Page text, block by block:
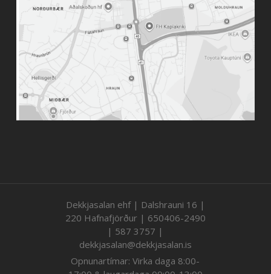
Dekkjasalan ehf | Dalshrauni 16 |
220 Hafnafjörður | 650406-2490
| 587 3757 |
dekkjasalan@dekkjasalan.is
Opnunartímar: Virka daga 8:00-